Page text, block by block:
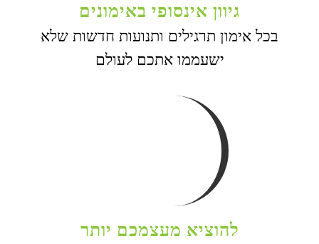
גיוון אינסופי באימונים
בכל אימון תרגילים ותנועות חדשות שלא
ישעממו אתכם לעולם
להוציא מעצמכם יותר